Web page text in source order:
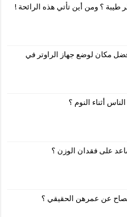
طيبة ؟ ومن أين تأتي هذه الرائحة !
مكان لوضع جهاز الراوتر في
أثناء النوم ؟
على فقدان الوزن ؟
عن عمرهن الحقيقي ؟